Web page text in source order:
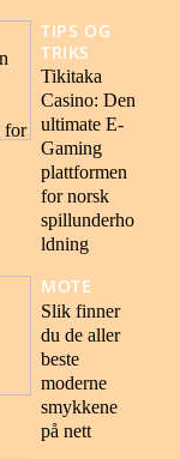
TIPS OG
TRIKS
Tikitaka
Casino: Den
ultimate E-
Gaming
plattformen
for norsk
spillunderho
ldning
MOTE
Slik finner
du de aller
beste
moderne
smykkene
på nett